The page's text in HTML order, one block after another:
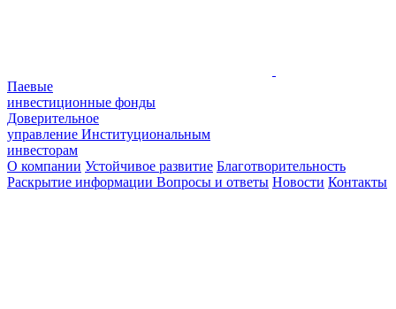
Паевые
инвестиционные фонды
Доверительное
управление Институциональным
инвесторам
О компании Устойчивое развитие Благотворительность
Раскрытие информации Вопросы и ответы Новости Контакты